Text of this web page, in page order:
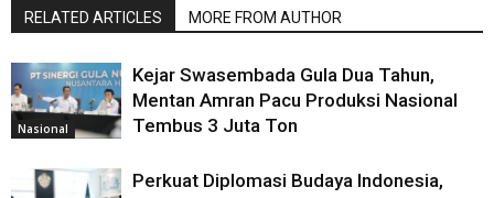
RELATED ARTICLES MORE FROM AUTHOR
Nasional
Kejar Swasembada Gula Dua Tahun,
Mentan Amran Pacu Produksi Nasional
Tembus 3 Juta Ton
Perkuat Diplomasi Budaya Indonesia,